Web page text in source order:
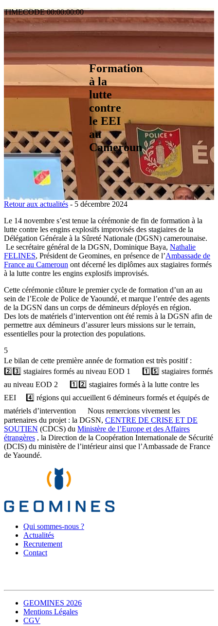
TIMECODE00:00:00:00
Formation
à la
lutte
contre
le EEI
au
Cameroun
Retour aux actualités - 5 décembre 2024
Le 14 novembre s’est tenue la cérémonie de fin de formation à la
lutte contre les engins explosifs improvisés des stagiaires de la
Délégation Générale à la Sûreté Nationale (DGSN) camerounaise.
Le secrétaire général de la DGSN, Dominique Baya, Nathalie
FELINES, Président de Geomines, en présence de l’Ambassade de
France au Cameroun ont décerné les diplômes aux stagiaires formés
à la lutte contre les engins explosifs improvisés.
Cette cérémonie clôture le premier cycle de formation d’un an au
sein de l’Ecole de Police de Yaoundé, et marque l’entrée des agents
de la DGSN dans un corps de démineurs déployés en région.
Des lots de matériels d’intervention ont été remis à la DGSN afin de
permettre aux démineurs d’assurer leurs missions sur le terrain,
essentielles pour la protection des populations.
5
Le bilan de cette première année de formation est très positif :
2️⃣3️⃣ stagiaires formés au niveau EOD 1 1️⃣5️⃣ stagiaires formés
au niveau EOD 2 1️⃣2️⃣ stagiaires formés à la lutte contre les
EEI 4️⃣ régions qui accueillent 6 démineurs formés et équipés de
matériels d’intervention Nous remercions vivement les
partenaires du projet : la DGSN, CENTRE DE CRISE ET DE
SOUTIEN (CDCS) du Ministère de l’Europe et des Affaires
étrangères , la Direction de la Coopération Internationale de Sécurité
(DCIS) du ministère de l’intérieur ainsi que l’Ambassade de France
de Yaoundé.
Qui sommes-nous ?
Actualités
Recrutement
Contact
GEOMINES 2026
Mentions Légales
CGV